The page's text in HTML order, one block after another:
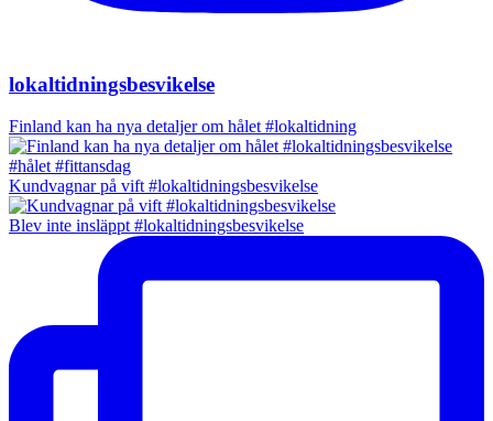
lokaltidningsbesvikelse
Finland kan ha nya detaljer om hålet #lokaltidning
Kundvagnar på vift #lokaltidningsbesvikelse
Blev inte insläppt #lokaltidningsbesvikelse